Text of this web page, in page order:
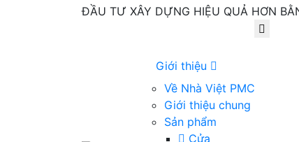
ĐẦU TƯ XÂY DỰNG HIỆU QUẢ HƠN
Giới thiệu
Về Nhà Việt PMC
Giới thiệu chung
Sản phẩm
Cửa